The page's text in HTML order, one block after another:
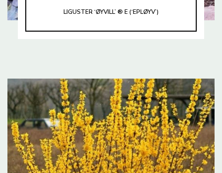
LIGUSTER ‘ØYVILL’ ® E (‘EPLØYV’)